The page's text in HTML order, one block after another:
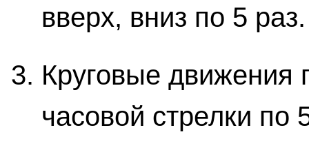
вверх, вниз по 5 раз.
Круговые движения
часовой стрелки по